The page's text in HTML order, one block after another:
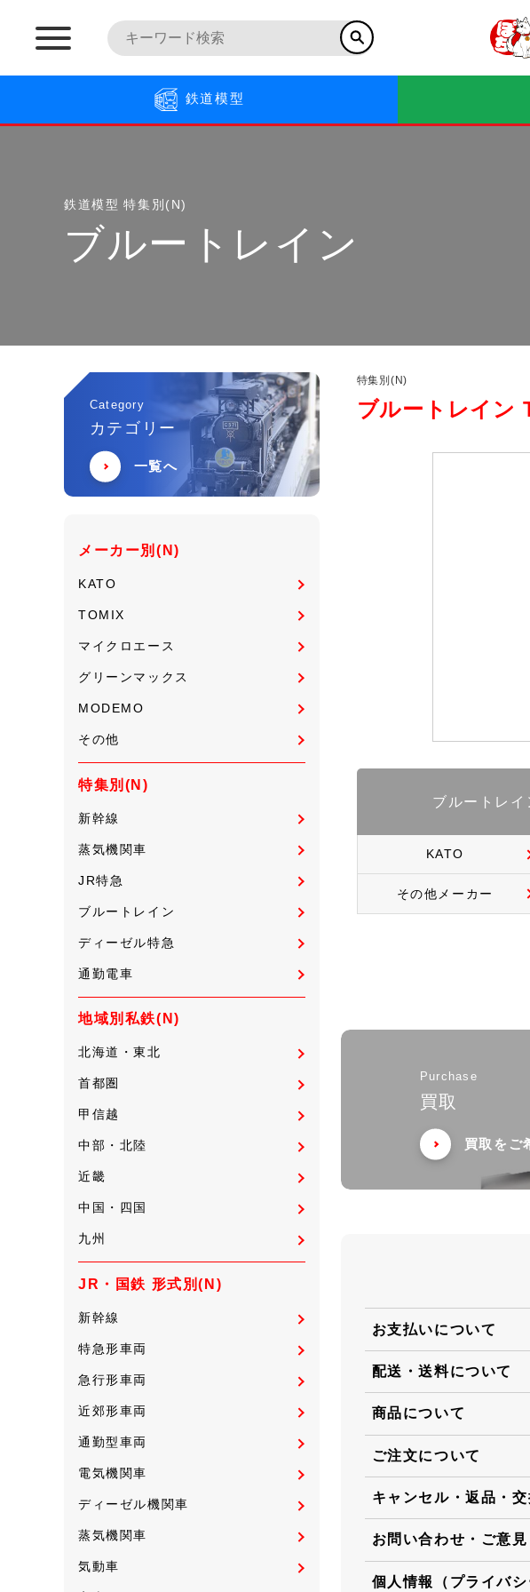
鉄道模型
鉄道模型 特集別(N)
ブルートレイン
Category
カテゴリー
一覧へ
メーカー別(N)
KATO
TOMIX
マイクロエース
グリーンマックス
MODEMO
その他
特集別(N)
新幹線
蒸気機関車
JR特急
ブルートレイン
ディーゼル特急
通勤電車
地域別私鉄(N)
北海道・東北
首都圏
甲信越
中部・北陸
近畿
中国・四国
九州
JR・国鉄 形式別(N)
新幹線
特急形車両
急行形車両
近郊形車両
通勤型車両
電気機関車
ディーゼル機関車
蒸気機関車
気動車
特集別(N)
ブルートレイン
ブルートレイ
KATO
その他メーカー
Purchase
買取
買取をご
お支払いについて
配送・送料について
商品について
ご注文について
キャンセル・返品・
お問い合わせ・ご意
個人情報（プライバ